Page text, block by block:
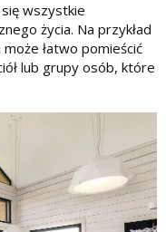
wszystkie
życia. Na przykład
łatwo pomieścić
lub grupy osób, które